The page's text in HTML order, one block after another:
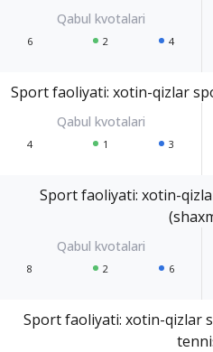
6 2 4
Sport faoliyati: xotin-qizlar
4 1 3
Sport faoliyati: xotin-
8 2 6
Sport faoliyati: xotin-qizlar